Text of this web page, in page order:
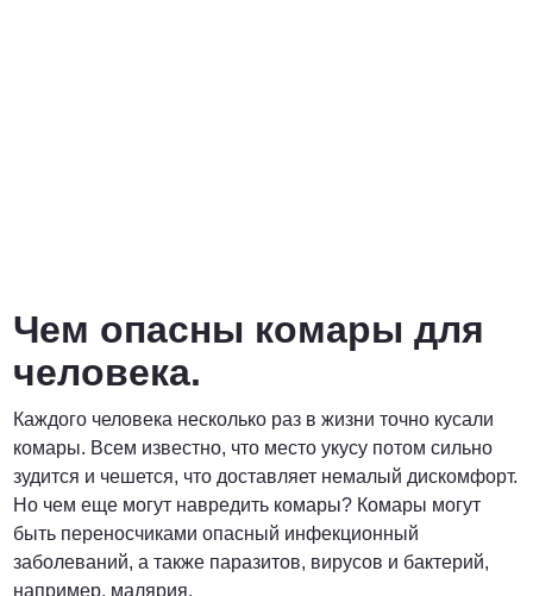
от 15 рублей за 1 км
ПОЗВОНИТЬ
Чем опасны комары для
человека.
Каждого человека несколько раз в жизни точно кусали
комары. Всем известно, что место укусу потом сильно
зудится и чешется, что доставляет немалый дискомфорт.
Но чем еще могут навредить комары? Комары могут
быть переносчиками опасный инфекционный
заболеваний, а также паразитов, вирусов и бактерий,
например, малярия.